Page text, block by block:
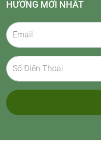
HƯỚNG MỚI NHẤT